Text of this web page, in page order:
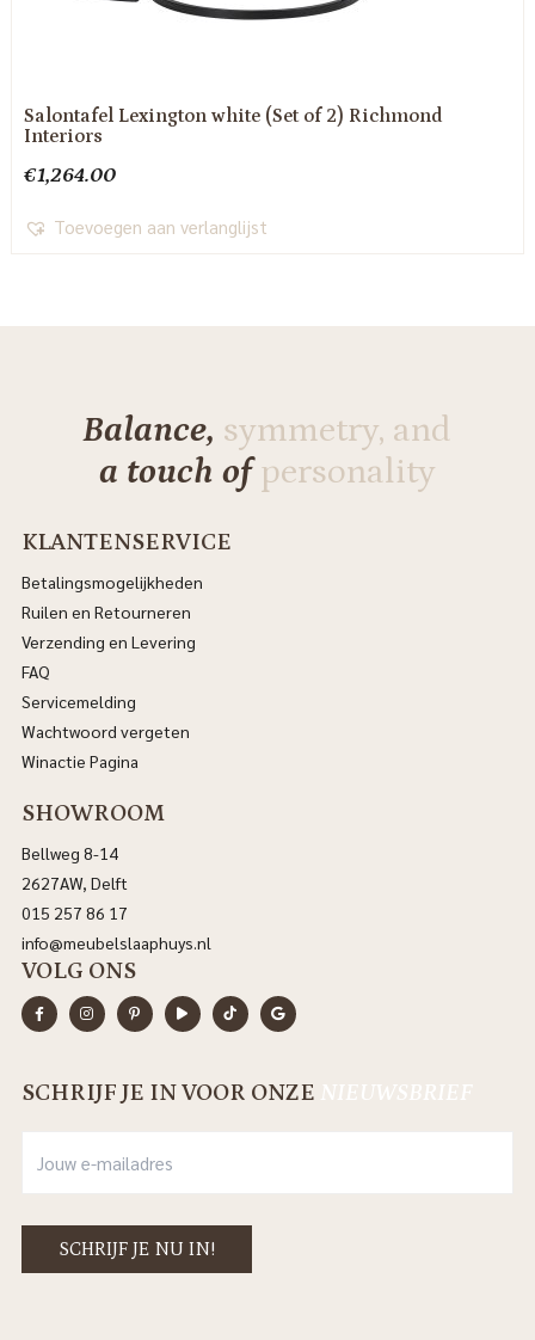
Salontafel Lexington white (Set of 2) Richmond
Interiors
€1,264.00
Toevoegen aan verlanglijst
Balance, symmetry, and
a touch ofpersonality
KLANTENSERVICE
Betalingsmogelijkheden
Ruilen en Retourneren
Verzending en Levering
FAQ
Servicemelding
Wachtwoord vergeten
Winactie Pagina
SHOWROOM
Bellweg 8-14
2627AW, Delft
015 257 86 17
info@meubelslaaphuys.nl
VOLG ONS
SCHRIJF JE IN VOOR ONZE NIEUWSBRIEF